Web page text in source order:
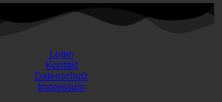
Login
Kontakt
Datenschutz
Impressum